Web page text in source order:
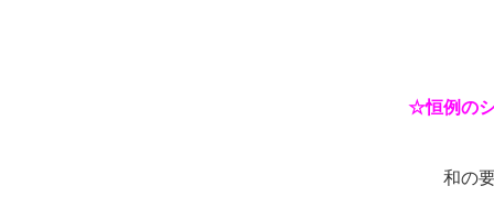
☆恒例の
和の